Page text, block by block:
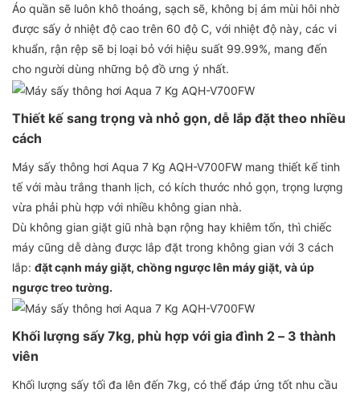
Áo quần sẽ luôn khô thoáng, sạch sẽ, không bị ám mùi hôi nhờ
được sấy ở nhiệt độ cao trên 60 độ C, với nhiệt độ này, các vi
khuẩn, rận rệp sẽ bị loại bỏ với hiệu suất 99.99%, mang đến
cho người dùng những bộ đồ ưng ý nhất.
Thiết kế sang trọng và nhỏ gọn, dễ lắp đặt theo nhiều
cách
Máy sấy thông hơi Aqua 7 Kg AQH-V700FW mang thiết kế tinh
tế với màu trắng thanh lịch, có kích thước nhỏ gọn, trọng lượng
vừa phải phù hợp với nhiều không gian nhà.
Dù không gian giặt giũ nhà bạn rộng hay khiêm tốn, thì chiếc
máy cũng dễ dàng được lắp đặt trong không gian với 3 cách
lắp: đặt cạnh máy giặt, chồng ngược lên máy giặt, và úp
ngược treo tường.
Khối lượng sấy 7kg, phù hợp với gia đình 2 – 3 thành
viên
Khối lượng sấy tối đa lên đến 7kg, có thể đáp ứng tốt nhu cầu